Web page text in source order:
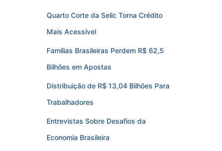
Quarto Corte da Selic Torna Crédito
Mais Acessível
Famílias Brasileiras Perdem R$ 62,5
Bilhões em Apostas
Distribuição de R$ 13,04 Bilhões Para
Trabalhadores
Entrevistas Sobre Desafios da
Economia Brasileira